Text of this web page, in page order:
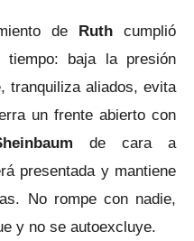
de Ruth cumplió
baja la presión
tranquiliza aliados, evita
un frente abierto con
de cara a
presentada y mantiene
No rompe con nadie,
y no se autoexcluye.